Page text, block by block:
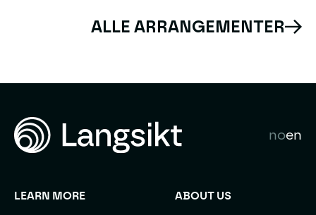
ALLE ARRANGEMENTER
noen
LEARN MORE ABOUT US